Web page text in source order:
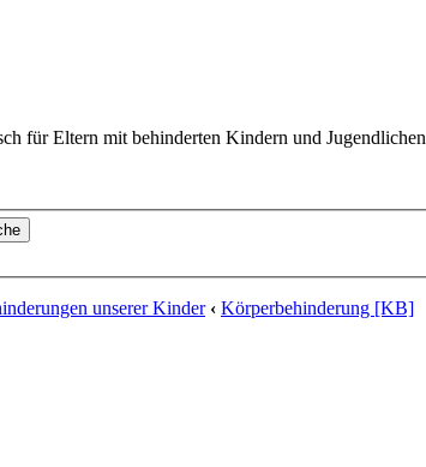
für Eltern mit behinderten Kindern und Jugendlichen
unserer Kinder ‹ Körperbehinderung [KB]